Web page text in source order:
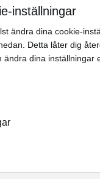
inställningar
ändra dina cookie-
Detta låter dig
ändra dina inställningar